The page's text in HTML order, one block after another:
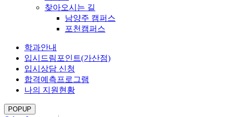
찾아오시는 길
남양주 캠퍼스
포천캠퍼스
학과안내
입시드림포인트(가산점)
입시상담 신청
합격예측프로그램
나의 지원현황
POPUP